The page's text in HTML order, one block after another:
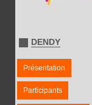
DENDY
Présentation
Participants